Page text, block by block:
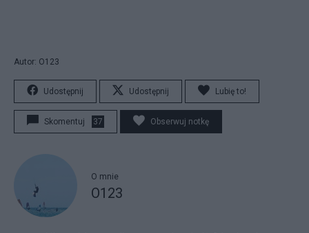
Autor: O123
Udostępnij Udostępnij Lubię to!
Skomentuj 37 Obserwuj notkę
O mnie
O123